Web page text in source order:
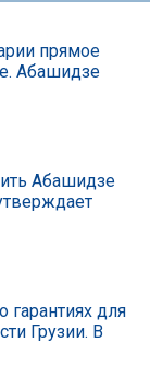
прямое
Абашидзе
Абашидзе
гарантиях для
Грузии. В